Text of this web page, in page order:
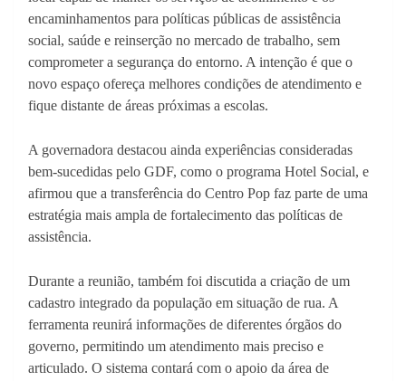
encaminhamentos para políticas públicas de assistência
social, saúde e reinserção no mercado de trabalho, sem
comprometer a segurança do entorno. A intenção é que o
novo espaço ofereça melhores condições de atendimento e
fique distante de áreas próximas a escolas.
A governadora destacou ainda experiências consideradas
bem-sucedidas pelo GDF, como o programa Hotel Social, e
afirmou que a transferência do Centro Pop faz parte de uma
estratégia mais ampla de fortalecimento das políticas de
assistência.
Durante a reunião, também foi discutida a criação de um
cadastro integrado da população em situação de rua. A
ferramenta reunirá informações de diferentes órgãos do
governo, permitindo um atendimento mais preciso e
articulado. O sistema contará com o apoio da área de